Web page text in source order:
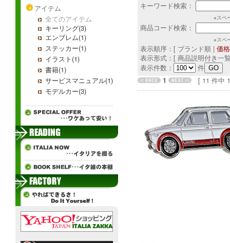
アイテム
全てのアイテム
キーリング(3)
エンブレム(1)
ステッカー(1)
イラスト(1)
書籍(1)
サービスマニュアル(1)
モデルカー(3)
キーワード検索：
※スペ
商品コード検索：
※スペ
表示順序：[ ブランド順 | 価
表示形式：[ 商品説明付き一
表示件数：
件
1
[ 11 件中 1